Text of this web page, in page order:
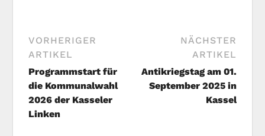
VORHERIGER
ARTIKEL
Programmstart für
die Kommunalwahl
2026 der Kasseler
Linken
NÄCHSTER
ARTIKEL
Antikriegstag am 01.
September 2025 in
Kassel